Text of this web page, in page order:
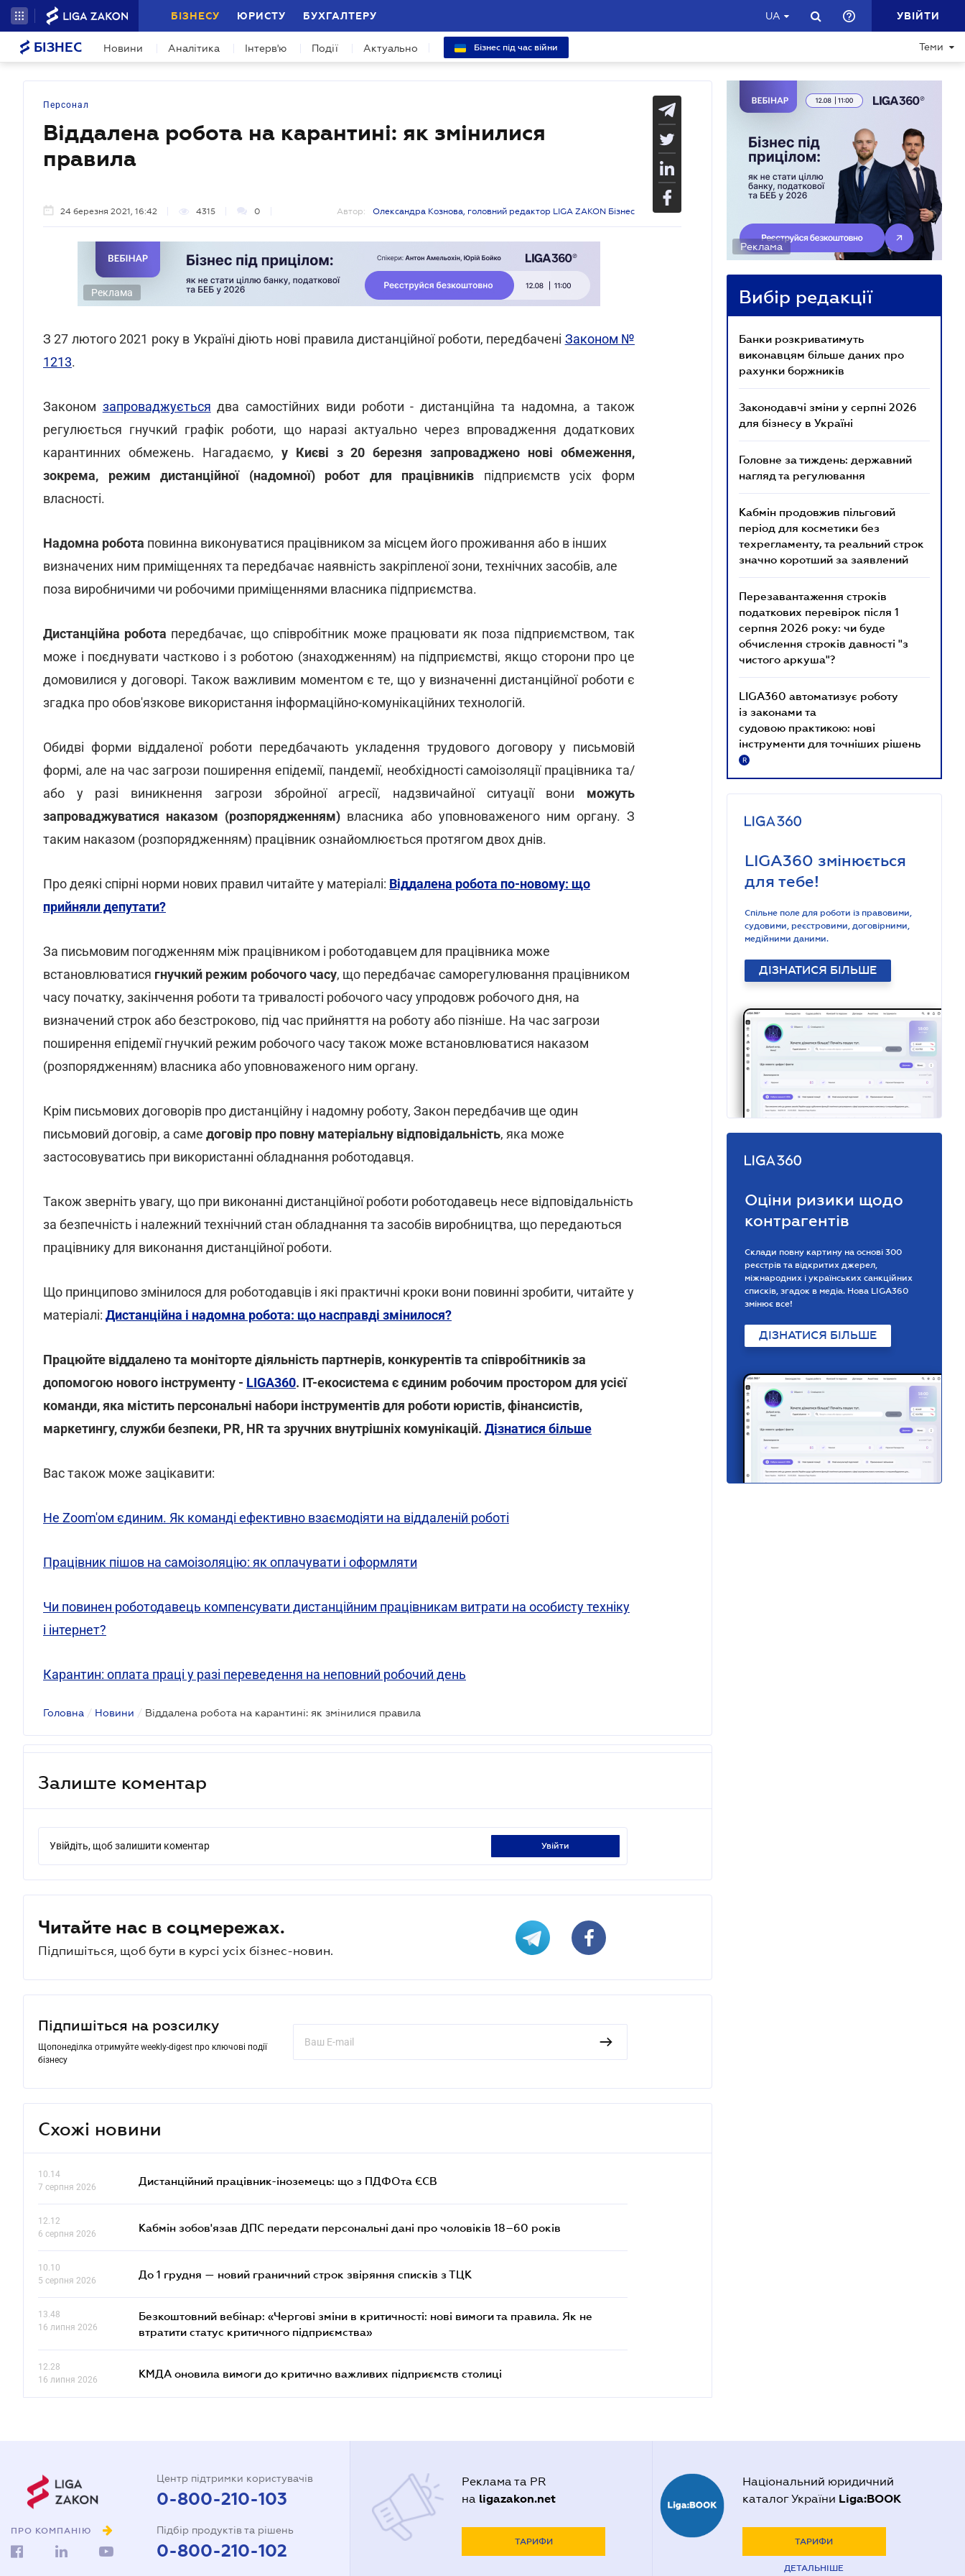
БІЗНЕСУ ЮРИСТУ БУХГАЛТЕРУ UA УВІЙТИ
БІЗНЕС Новини Аналітика Інтерв'ю Події Актуально Бізнес під час війни Теми
Персонал
Віддалена робота на карантині: як змінилися
правила
24 березня 2021, 16:42 4315 0 Автор: Олександра Кознова, головний редактор LIGA ZAKON Бізнес
Реклама
З 27 лютого 2021 року в Україні діють нові правила дистанційної роботи, передбачені Законом №
1213.
Законом запроваджується два самостійних види роботи - дистанційна та надомна, а також
регулюється гнучкий графік роботи, що наразі актуально через впровадження додаткових
карантинних обмежень. Нагадаємо, у Києві з 20 березня запроваджено нові обмеження,
зокрема, режим дистанційної (надомної) робот для працівників підприємств усіх форм
власності.
Надомна робота повинна виконуватися працівником за місцем його проживання або в інших
визначених ним приміщеннях та передбачає наявність закріпленої зони, технічних засобів, але
поза виробничими чи робочими приміщеннями власника підприємства.
Дистанційна робота передбачає, що співробітник може працювати як поза підприємством, так
може і поєднувати частково і з роботою (знаходженням) на підприємстві, якщо сторони про це
домовилися у договорі. Також важливим моментом є те, що у визначенні дистанційної роботи є
згадка про обов'язкове використання інформаційно-комунікаційних технологій.
Обидві форми віддаленої роботи передбачають укладення трудового договору у письмовій
формі, але на час загрози поширення епідемії, пандемії, необхідності самоізоляції працівника та/
або у разі виникнення загрози збройної агресії, надзвичайної ситуації вони можуть
запроваджуватися наказом (розпорядженням) власника або уповноваженого ним органу. З
таким наказом (розпорядженням) працівник ознайомлюється протягом двох днів.
Про деякі спірні норми нових правил читайте у матеріалі: Віддалена робота по-новому: що
прийняли депутати?
За письмовим погодженням між працівником і роботодавцем для працівника може
встановлюватися гнучкий режим робочого часу, що передбачає саморегулювання працівником
часу початку, закінчення роботи та тривалості робочого часу упродовж робочого дня, на
визначений строк або безстроково, під час прийняття на роботу або пізніше. На час загрози
поширення епідемії гнучкий режим робочого часу також може встановлюватися наказом
(розпорядженням) власника або уповноваженого ним органу.
Крім письмових договорів про дистанційну і надомну роботу, Закон передбачив ще один
письмовий договір, а саме договір про повну матеріальну відповідальність, яка може
застосовуватись при використанні обладнання роботодавця.
Також зверніть увагу, що при виконанні дистанційної роботи роботодавець несе відповідальність
за безпечність і належний технічний стан обладнання та засобів виробництва, що передаються
працівнику для виконання дистанційної роботи.
Що принципово змінилося для роботодавців і які практичні кроки вони повинні зробити, читайте у
матеріалі: Дистанційна і надомна робота: що насправді змінилося?
Працюйте віддалено та моніторте діяльність партнерів, конкурентів та співробітників за
допомогою нового інструменту - LIGA360. IT-екосистема є єдиним робочим простором для усієї
команди, яка містить персональні набори інструментів для роботи юристів, фінансистів,
маркетингу, служби безпеки, PR, HR та зручних внутрішніх комунікацій. Дізнатися більше
Вас також може зацікавити:
Не Zoom'ом єдиним. Як команді ефективно взаємодіяти на віддаленій роботі
Працівник пішов на самоізоляцію: як оплачувати і оформляти
Чи повинен роботодавець компенсувати дистанційним працівникам витрати на особисту техніку
і інтернет?
Карантин: оплата праці у разі переведення на неповний робочий день
Головна / Новини / Віддалена робота на карантині: як змінилися правила
Залиште коментар
Увійдіть, щоб залишити коментар увійти
Читайте нас в соцмережах.
Підпишіться, щоб бути в курсі усіх бізнес-новин.
Підпишіться на розсилку
Щопонеділка отримуйте weekly-digest про ключові події
бізнесу
Схожі новини
10.14
7 серпня 2026
Дистанційний працівник-іноземець: що з ПДФОта ЄСВ
12.12
6 серпня 2026
Кабмін зобов'язав ДПС передати персональні дані про чоловіків 18–60 років
10.10
5 серпня 2026
До 1 грудня — новий граничний строк звіряння списків з ТЦК
13.48
16 липня 2026
Безкоштовний вебінар: «Чергові зміни в критичності: нові вимоги та правила. Як не
втратити статус критичного підприємства»
12.28
16 липня 2026
КМДА оновила вимоги до критично важливих підприємств столиці
Реклама
Вибір редакції
Банки розкриватимуть
виконавцям більше даних про
рахунки боржників
Законодавчі зміни у серпні 2026
для бізнесу в Україні
Головне за тиждень: державний
нагляд та регулювання
Кабмін продовжив пільговий
період для косметики без
техрегламенту, та реальний строк
значно коротший за заявлений
Перезавантаження строків
податкових перевірок після 1
серпня 2026 року: чи буде
обчислення строків давності "з
чистого аркуша"?
LIGA360 автоматизує роботу
із законами та
судовою практикою: нові
інструменти для точніших рішень
R
LIGA360 змінюється
для тебе!
Спільне поле для роботи із правовими,
судовими, реєстровими, договірними,
медійними даними.
ДІЗНАТИСЯ БІЛЬШЕ
Оціни ризики щодо
контрагентів
Склади повну картину на основі 300
реєстрів та відкритих джерел,
міжнародних і українських санкційних
списків, згадок в медіа. Нова LIGA360
змінює все!
ДІЗНАТИСЯ БІЛЬШЕ
ПРО КОМПАНІЮ
Центр підтримки користувачів
0-800-210-103
Підбір продуктів та рішень
0-800-210-102
Реклама та PR
на ligazakon.net
ТАРИФИ
Національний юридичний
каталог України Liga:BOOK
ТАРИФИ
ДЕТАЛЬНІШЕ